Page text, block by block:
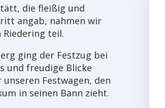
die fleißig und
angab, nahmen wir
teil.
ging der Festzug bei
und freudige Blicke
Festwagen, den
in seinen Bann zieht.